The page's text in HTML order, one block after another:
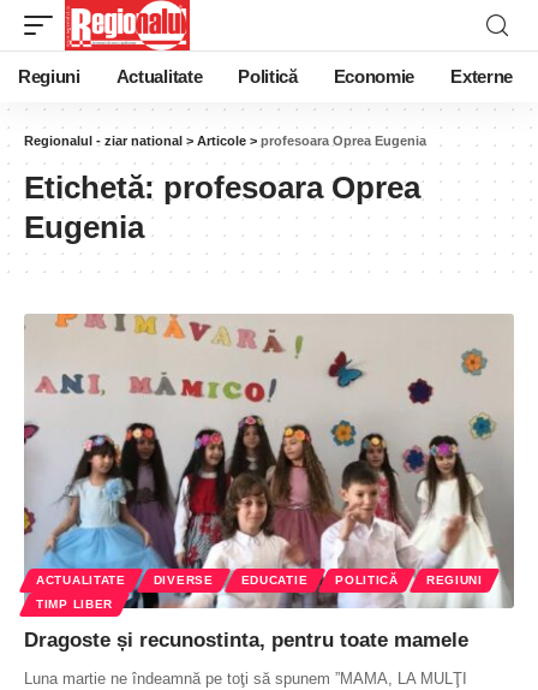
Regiuni Actualitate Politică Economie Externe
Regionalul - ziar national > Articole > profesoara Oprea Eugenia
Etichetă: profesoara Oprea
Eugenia
ACTUALITATE DIVERSE EDUCATIE POLITICĂ
REGIUNI
TIMP LIBER
Dragoste și recunostinta, pentru toate mamele
Luna martie ne îndeamnă pe toţi să spunem ”MAMA, LA MULŢI